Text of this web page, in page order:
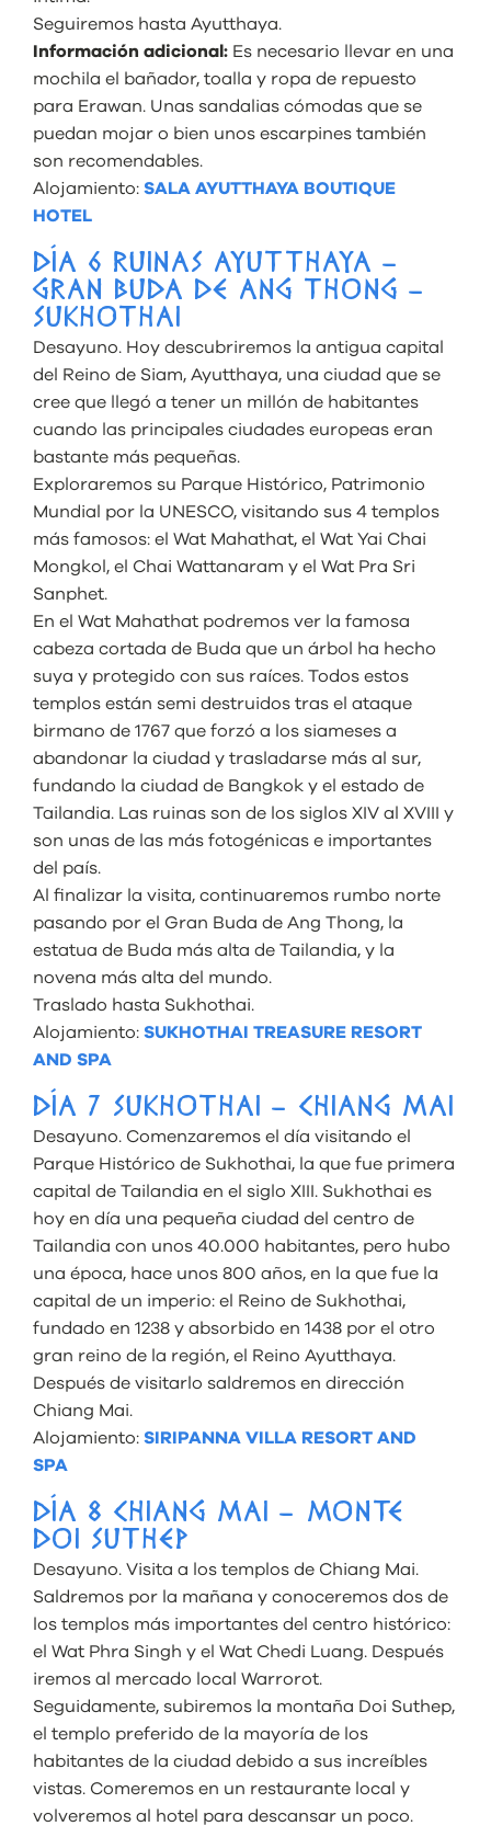
Seguiremos hasta Ayutthaya.
Información adicional: Es necesario llevar en una
mochila el bañador, toalla y ropa de repuesto
para Erawan. Unas sandalias cómodas que se
puedan mojar o bien unos escarpines también
son recomendables.
Alojamiento: SALA AYUTTHAYA BOUTIQUE
HOTEL
DÍA 6 RUINAS AYUTTHAYA –
GRAN BUDA DE ANG THONG –
SUKHOTHAI
Desayuno. Hoy descubriremos la antigua capital
del Reino de Siam, Ayutthaya, una ciudad que se
cree que llegó a tener un millón de habitantes
cuando las principales ciudades europeas eran
bastante más pequeñas.
Exploraremos su Parque Histórico, Patrimonio
Mundial por la UNESCO, visitando sus 4 templos
más famosos: el Wat Mahathat, el Wat Yai Chai
Mongkol, el Chai Wattanaram y el Wat Pra Sri
Sanphet.
En el Wat Mahathat podremos ver la famosa
cabeza cortada de Buda que un árbol ha hecho
suya y protegido con sus raíces. Todos estos
templos están semi destruidos tras el ataque
birmano de 1767 que forzó a los siameses a
abandonar la ciudad y trasladarse más al sur,
fundando la ciudad de Bangkok y el estado de
Tailandia. Las ruinas son de los siglos XIV al XVIII y
son unas de las más fotogénicas e importantes
del país.
Al finalizar la visita, continuaremos rumbo norte
pasando por el Gran Buda de Ang Thong, la
estatua de Buda más alta de Tailandia, y la
novena más alta del mundo.
Traslado hasta Sukhothai.
Alojamiento: SUKHOTHAI TREASURE RESORT
AND SPA
DÍA 7 SUKHOTHAI – CHIANG MAI
Desayuno. Comenzaremos el día visitando el
Parque Histórico de Sukhothai, la que fue primera
capital de Tailandia en el siglo XIII. Sukhothai es
hoy en día una pequeña ciudad del centro de
Tailandia con unos 40.000 habitantes, pero hubo
una época, hace unos 800 años, en la que fue la
capital de un imperio: el Reino de Sukhothai,
fundado en 1238 y absorbido en 1438 por el otro
gran reino de la región, el Reino Ayutthaya.
Después de visitarlo saldremos en dirección
Chiang Mai.
Alojamiento: SIRIPANNA VILLA RESORT AND
SPA
DÍA 8 CHIANG MAI – MONTE
DOI SUTHEP
Desayuno. Visita a los templos de Chiang Mai.
Saldremos por la mañana y conoceremos dos de
los templos más importantes del centro histórico:
el Wat Phra Singh y el Wat Chedi Luang. Después
iremos al mercado local Warrorot.
Seguidamente, subiremos la montaña Doi Suthep,
el templo preferido de la mayoría de los
habitantes de la ciudad debido a sus increíbles
vistas. Comeremos en un restaurante local y
volveremos al hotel para descansar un poco.